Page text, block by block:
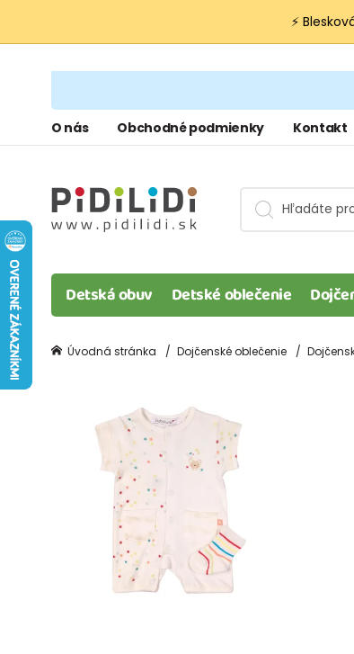
⚡
O nás Obchodné podmienky Kontakt
Detská obuv Detské oblečenie
Úvodná stránka Dojčenské oblečenie